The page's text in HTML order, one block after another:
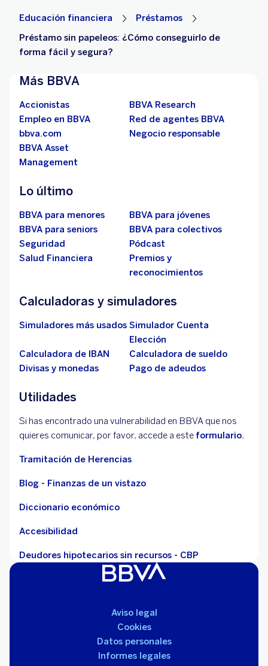
Educación financiera
Préstamos
Préstamo sin papeleos: ¿Cómo conseguirlo de
forma fácil y segura?
Más BBVA
Accionistas
BBVA Research
Empleo en BBVA
Red de agentes BBVA
bbva.com
Negocio responsable
BBVA Asset
Management
Lo último
BBVA para menores
BBVA para jóvenes
BBVA para seniors
BBVA para colectivos
Seguridad
Pódcast
Salud Financiera
Premios y
reconocimientos
Calculadoras y simuladores
Simuladores más usados Simulador Cuenta
Elección
Calculadora de IBAN
Calculadora de sueldo
Divisas y monedas
Pago de adeudos
Utilidades
Si has encontrado una vulnerabilidad en BBVA que nos
quieres comunicar, por favor, accede a este formulario.
Tramitación de Herencias
Blog - Finanzas de un vistazo
Diccionario económico
Accesibilidad
Deudores hipotecarios sin recursos - CBP
Aviso legal
Cookies
Datos personales
Informes legales